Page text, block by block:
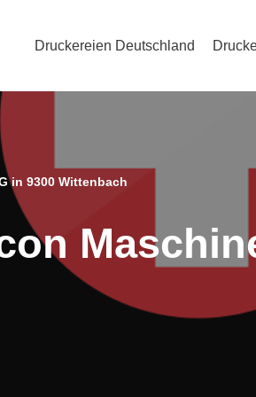
Druckereien Deutschland
in 9300 Wittenbach